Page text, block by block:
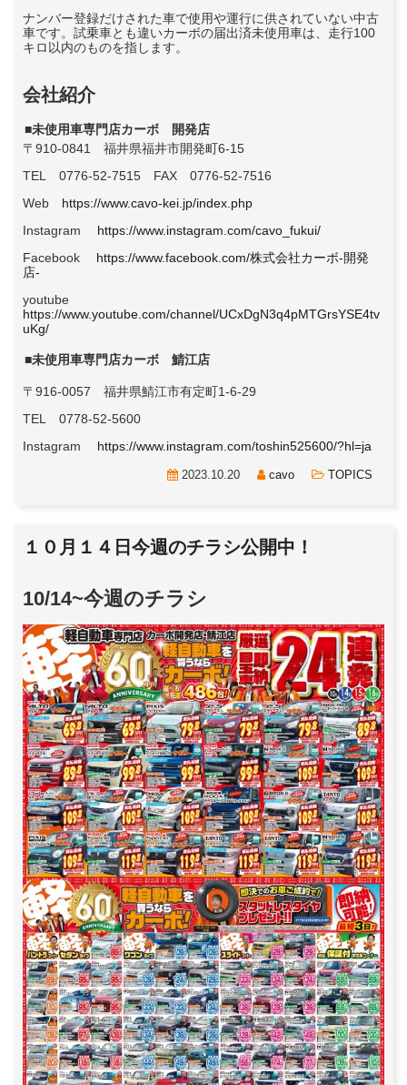
ナンバー登録だけされた車で使用や運行に供されていない中古
車です。試乗車とも違いカーボの届出済未使用車は、走行100
キロ以内のものを指します。
会社紹介
■未使用車専門店カーボ 開発店
〒910-0841 福井県福井市開発町6-15
TEL 0776-52-7515 FAX 0776-52-7516
Web https://www.cavo-kei.jp/index.php
Instagram https://www.instagram.com/cavo_fukui/
Facebook https://www.facebook.com/株式会社カーボ-開発
店-
youtube
https://www.youtube.com/channel/UCxDgN3q4pMTGrsYSE4tv
uKg/
■未使用車専門店カーボ 鯖江店
〒916-0057 福井県鯖江市有定町1-6-29
TEL 0778-52-5600
Instagram https://www.instagram.com/toshin525600/?hl=ja
2023.10.20 cavo TOPICS
１０月１４日今週のチラシ公開中！
10/14~今週のチラシ